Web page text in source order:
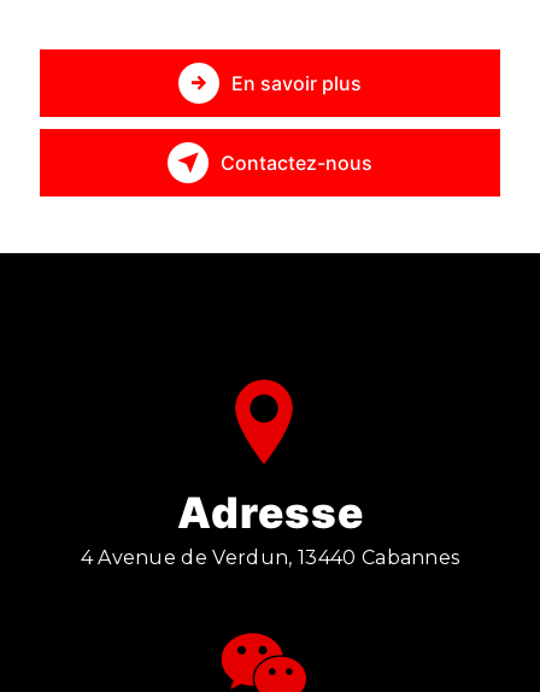
En savoir plus
Contactez-nous
Adresse
4 Avenue de Verdun, 13440 Cabannes